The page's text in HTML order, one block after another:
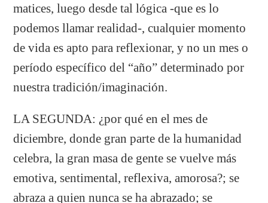
matices, luego desde tal lógica -que es lo
podemos llamar realidad-, cualquier momento
de vida es apto para reflexionar, y no un mes o
período específico del “año” determinado por
nuestra tradición/imaginación.
LA SEGUNDA: ¿por qué en el mes de
diciembre, donde gran parte de la humanidad
celebra, la gran masa de gente se vuelve más
emotiva, sentimental, reflexiva, amorosa?; se
abraza a quien nunca se ha abrazado; se